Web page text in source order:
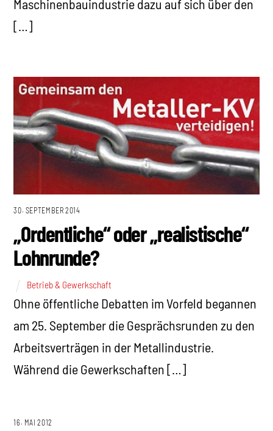
Maschinenbauindustrie dazu auf sich über den
[…]
30. SEPTEMBER 2014
„Ordentliche“ oder „realistische“
Lohnrunde?
Betrieb & Gewerkschaft
Ohne öffentliche Debatten im Vorfeld begannen
am 25. September die Gesprächsrunden zu den
Arbeitsverträgen in der Metallindustrie.
Während die Gewerkschaften […]
16. MAI 2012